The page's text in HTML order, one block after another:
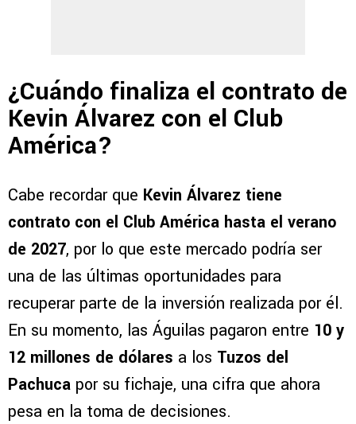
¿Cuándo finaliza el contrato de
Kevin Álvarez con el Club
América?
Cabe recordar que Kevin Álvarez tiene
contrato con el Club América hasta el verano
de 2027, por lo que este mercado podría ser
una de las últimas oportunidades para
recuperar parte de la inversión realizada por él.
En su momento, las Águilas pagaron entre 10 y
12 millones de dólares a los Tuzos del
Pachuca por su fichaje, una cifra que ahora
pesa en la toma de decisiones.